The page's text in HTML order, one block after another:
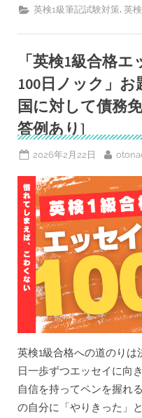
級
合
エ
セ
イ
イ
テ
ィ
ン
グ
100
ノ
ク」
お
題：
政
府
は
近
い
将
来、
ガ
ン
車
の
販
を
止
す
べ
か？”
英検1級筆記試験対策, 英
「英検1級合格
100日ノック」
国に対して債務
答例あり]
Posted
2026年2月22日 By
英検1級合格への道のり
日一歩ずつエッセイに向
自信を持ってペンを握れ
の自分に「やりきった」